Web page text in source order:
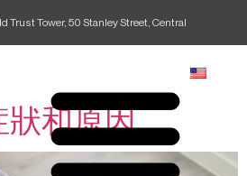
Trust Tower, 50 Stanley Street, Central
狀和原因